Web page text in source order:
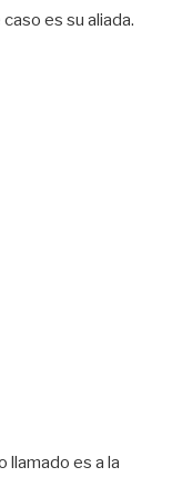
es su aliada.
llamado es a la